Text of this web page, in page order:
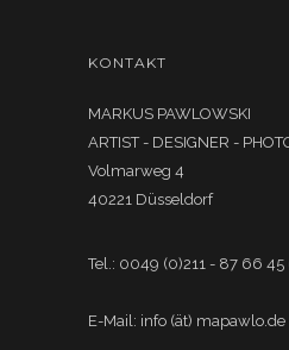
KONTAKT
MARKUS PAWLOWSKI
ARTIST - DESIGNER -
Volmarweg 4
40221 Düsseldorf
Tel.: 0049 (0)211 - 87 66 45
E-Mail: info (ät) mapawlo.de